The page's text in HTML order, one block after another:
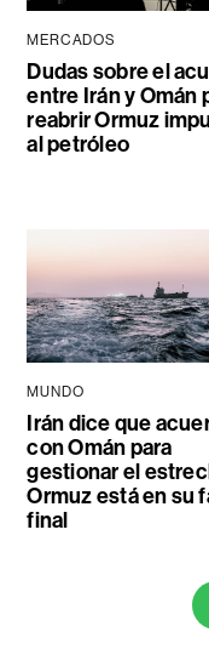
MERCADOS
Dudas sobre el
entre Irán y Omán
reabrir Ormuz
al petróleo
MUNDO
Irán dice que
con Omán para
gestionar el
Ormuz está en su
final